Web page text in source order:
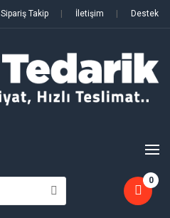
Sipariş Takip İletişim Destek
0